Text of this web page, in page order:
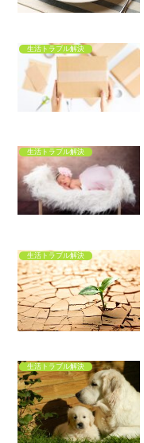
生活トラブル解決
生活トラブル解決
生活トラブル解決
生活トラブル解決